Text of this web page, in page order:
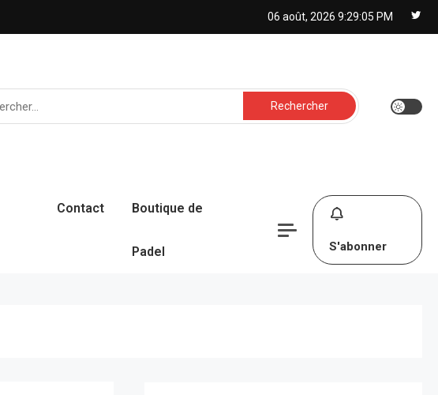
06 août, 2026 9:29:06 PM
Rechercher :
Contact Boutique de
Padel S'abonner